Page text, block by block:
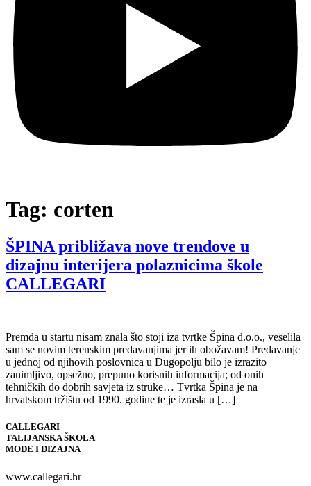
Tag: corten
ŠPINA približava nove trendove u
dizajnu interijera polaznicima škole
CALLEGARI
Premda u startu nisam znala što stoji iza tvrtke Špina d.o.o., veselila
sam se novim terenskim predavanjima jer ih obožavam! Predavanje
u jednoj od njihovih poslovnica u Dugopolju bilo je izrazito
zanimljivo, opsežno, prepuno korisnih informacija; od onih
tehničkih do dobrih savjeta iz struke… Tvrtka Špina je na
hrvatskom tržištu od 1990. godine te je izrasla u […]
CALLEGARI
TALIJANSKA ŠKOLA
MODE I DIZAJNA
www.callegari.hr